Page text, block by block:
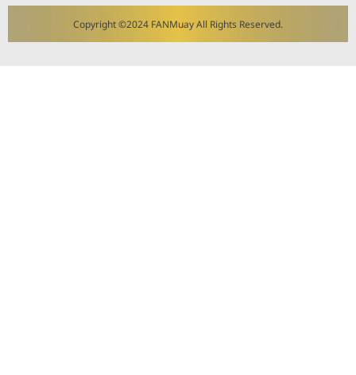
Copyright ©2024 FANMuay All Rights Reserved.